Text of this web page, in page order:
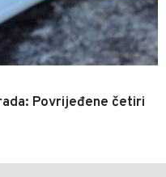
Povrijeđene četiri